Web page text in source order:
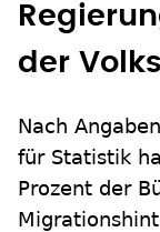
der
Nach
für Statistik
Prozent der